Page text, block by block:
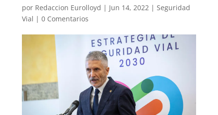
por Redaccion Eurolloyd | Jun 14, 2022| Seguridad
Vial | 0 Comentarios